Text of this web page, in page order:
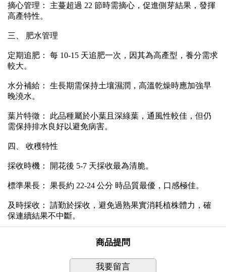
摘心管理： 主蔓超過 22 節時需摘心，促進側芽結果，發揮
高產特性。
三、 肥水管理
定期追肥： 每 10-15 天追肥一次，因其為高產型，養分需求
較大。
水分補給： 生長期需保持土壤濕潤，高溫乾燥時應加強早
晚澆水。
葉片特徵： 此品種屬於小葉且深綠葉，通風性較佳，但仍
需保持排水良好以避免病害。
四、 收穫特性
採收時機： 開花後 5-7 天採收最為清脆。
標準果長： 果長約 22-24 公分 時品質最優，口感極佳。
及時採收： 請勤於採收，避免過熟果實消耗植株體力，確
保連續結果不中斷。
商品提問
我要留言